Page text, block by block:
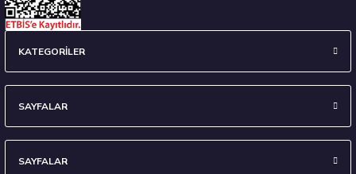
KATEGORİLER
SAYFALAR
SAYFALAR